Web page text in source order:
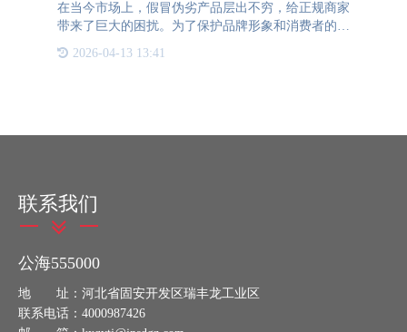
在当今市场上，假冒伪劣产品层出不穷，给正规商家
带来了巨大的困扰。为了保护品牌形象和消费者的权
益，许多商家纷纷采用防伪标签。然而，传统的防伪
标签往往存在一个致命的缺陷：它们容易被揭下并重
2026-04-13 13:41
联系我们
公海555000
地 址：河北省固安开发区瑞丰龙工业区
联系电话：4000987426